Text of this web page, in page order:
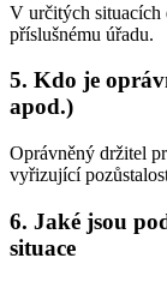
V určitých situacích
příslušnému úřadu.
5. Kdo je
apod.)
Oprávněný držitel
vyřizující
6. Jaké jsou
situace